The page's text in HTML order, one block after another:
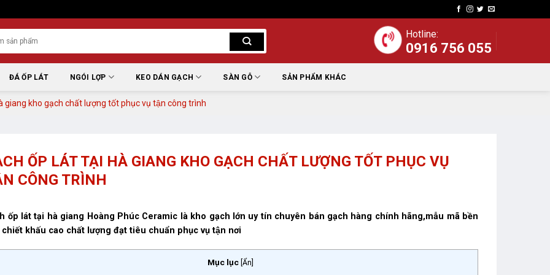
Hotline:
0916 756 055
ĐÁ ỐP LÁT NGÓI LỢP KEO DÁN GẠCH SÀN GỖ SẢN PHẨM KHÁC
giang kho gạch chất lượng tốt phục vụ tận công trình
ỐP LÁT TẠI HÀ GIANG KHO GẠCH CHẤT LƯỢNG TỐT PHỤC VỤ
CÔNG TRÌNH
ốp lát tại hà giang Hoàng Phúc Ceramic là kho gạch lớn uy tín chuyên bán gạch hàng chính hãng,mẫu mã bền
chiết khấu cao chất lượng đạt tiêu chuẩn phục vụ tận nơi
Mục lục [Ẩn